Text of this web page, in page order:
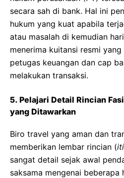
secara sah di bank. Hal ini
hukum yang kuat apabila
atau masalah di kemudian
menerima kuitansi resmi
petugas keuangan dan cap
melakukan transaksi.
5. Pelajari Detail Rincian
yang Ditawarkan
Biro travel yang aman dan
memberikan lembar rincian (
sangat detail sejak awal
saksama mengenai